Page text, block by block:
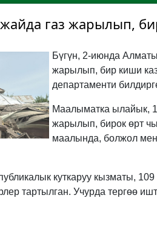
газ жарылып,
Бүгүн, 2-июнда
жарылып, бир киши
департаменти
Маалыматка ылайык,
жарылып, бирок өрт
маалында, болжол
куткаруу кызматы,
тартылган. Учурда тергөө